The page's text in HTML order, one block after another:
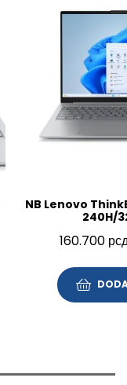
NB Lenovo
240H/
160.700